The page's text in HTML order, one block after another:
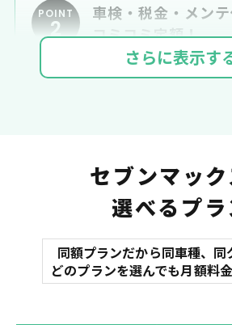
POINT
2
車検・税金・メン
コミコミ定額！
オイル交換 諸費用
セブンマッ
選べるプラ
同額プランだから同車種、同
どのプランを選んでも月額料